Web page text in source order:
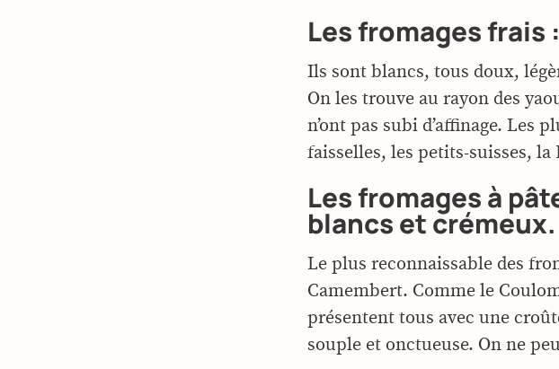
Les fromages frais :
Ils sont blancs, tous doux,
On les trouve au rayon des
n’ont pas subi d’affinage. Les
faisselles, les petits-suisses, la
Les fromages à
blancs et crémeux.
Le plus reconnaissable des
Camembert. Comme le
présentent tous avec une
souple et onctueuse. On ne